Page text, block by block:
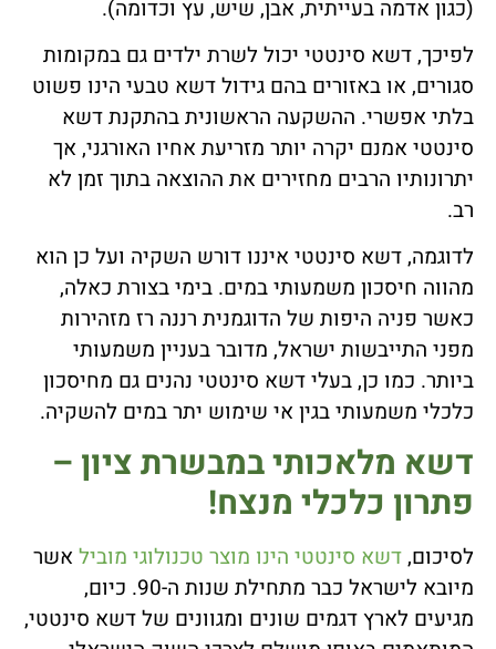
(כגון אדמה בעייתית, אבן, שיש, עץ וכדומה).
לפיכך, דשא סינטטי יכול לשרת ילדים גם במקומות
סגורים, או באזורים בהם גידול דשא טבעי הינו פשוט
בלתי אפשרי. ההשקעה הראשונית בהתקנת דשא
סינטטי אמנם יקרה יותר מזריעת אחיו האורגני, אך
יתרונותיו הרבים מחזירים את ההוצאה בתוך זמן לא
רב.
לדוגמה, דשא סינטטי איננו דורש השקיה ועל כן הוא
מהווה חיסכון משמעותי במים. בימי בצורת כאלה,
כאשר פניה היפות של הדוגמנית רננה רז מזהירות
מפני התייבשות ישראל, מדובר בעניין משמעותי
ביותר. כמו כן, בעלי דשא סינטטי נהנים גם מחיסכון
כלכלי משמעותי בגין אי שימוש יתר במים להשקיה.
דשא מלאכותי במבשרת ציון –
פתרון כלכלי מנצח!
לסיכום,דשא סינטטי הינו מוצר טכנולוגי מוביל אשר
מיובא לישראל כבר מתחילת שנות ה-90. כיום,
מגיעים לארץ דגמים שונים ומגוונים של דשא סינטטי,